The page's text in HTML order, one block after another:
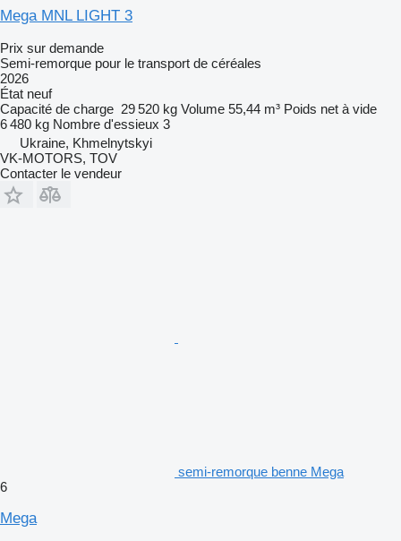
Mega MNL LIGHT 3
Prix sur demande
Semi-remorque pour le transport de céréales
2026
État neuf
Capacité de charge 29 520 kg Volume 55,44 m³ Poids net à vide
6 480 kg Nombre d'essieux 3
Ukraine, Khmelnytskyi
VK-MOTORS, TOV
Contacter le vendeur
semi-remorque benne Mega
6
Mega